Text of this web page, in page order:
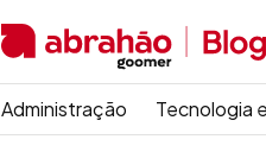
Administração Tecnologia